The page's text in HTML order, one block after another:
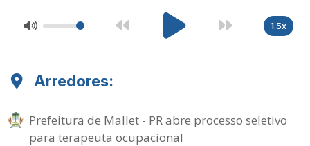
1.5x
Arredores:
Prefeitura de Mallet - PR abre processo seletivo
para terapeuta ocupacional